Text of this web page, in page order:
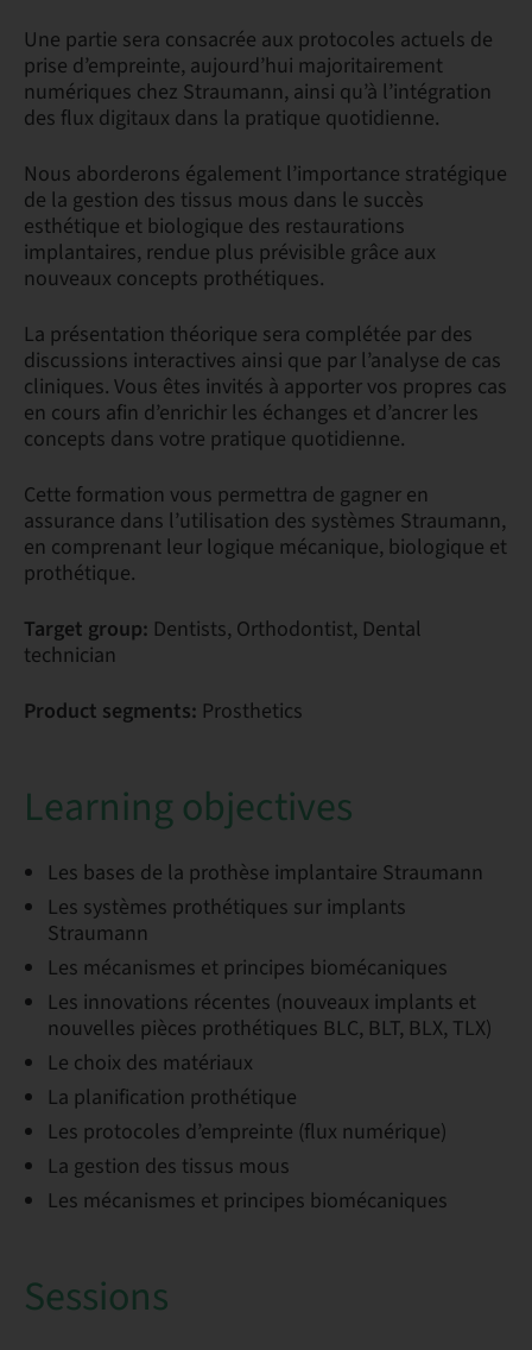
Une partie sera consacrée aux protocoles actuels de
prise d’empreinte, aujourd’hui majoritairement
numériques chez Straumann, ainsi qu’à l’intégration
des flux digitaux dans la pratique quotidienne.
Nous aborderons également l’importance stratégique
de la gestion des tissus mous dans le succès
esthétique et biologique des restaurations
implantaires, rendue plus prévisible grâce aux
nouveaux concepts prothétiques.
La présentation théorique sera complétée par des
discussions interactives ainsi que par l’analyse de cas
cliniques. Vous êtes invités à apporter vos propres cas
en cours afin d’enrichir les échanges et d’ancrer les
concepts dans votre pratique quotidienne.
Cette formation vous permettra de gagner en
assurance dans l’utilisation des systèmes Straumann,
en comprenant leur logique mécanique, biologique et
prothétique.
Target group: Dentists, Orthodontist, Dental
technician
Product segments: Prosthetics
Learning objectives
Les bases de la prothèse implantaire Straumann
Les systèmes prothétiques sur implants
Straumann
Les mécanismes et principes biomécaniques
Les innovations récentes (nouveaux implants et
nouvelles pièces prothétiques BLC, BLT, BLX, TLX)
Le choix des matériaux
La planification prothétique
Les protocoles d’empreinte (flux numérique)
La gestion des tissus mous
Les mécanismes et principes biomécaniques
Sessions